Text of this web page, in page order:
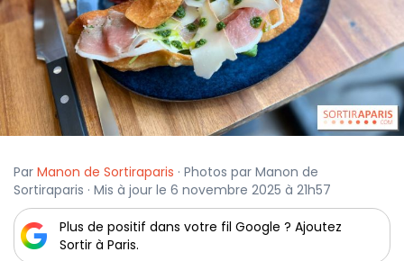
Par Manon de Sortiraparis · Photos par Manon de
Sortiraparis · Mis à jour le 6 novembre 2025 à 21h57
Plus de positif dans votre fil Google ? Ajoutez
Sortir à Paris.